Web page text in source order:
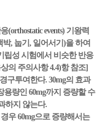
events) 기왕력
박, 눕기, 일어서기)을 하여
립성 시험에서 비슷한 반응
의 주의사항 4.4)항 참조]
구투여한다. 30mg의 효과
량인 60mg까지 증량할 수
하지 않는다.
우 60mg으로 증량해서는